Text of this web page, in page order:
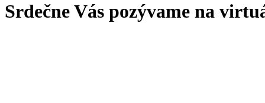
Srdečne Vás pozývame na